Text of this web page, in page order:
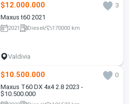
$12.000.000
3
Maxus t60 2021
2021 Diesel 170000 km
Valdivia
$10.500.000
0
Maxus T60 DX 4x4 2.8 2023 -
$10.500.000